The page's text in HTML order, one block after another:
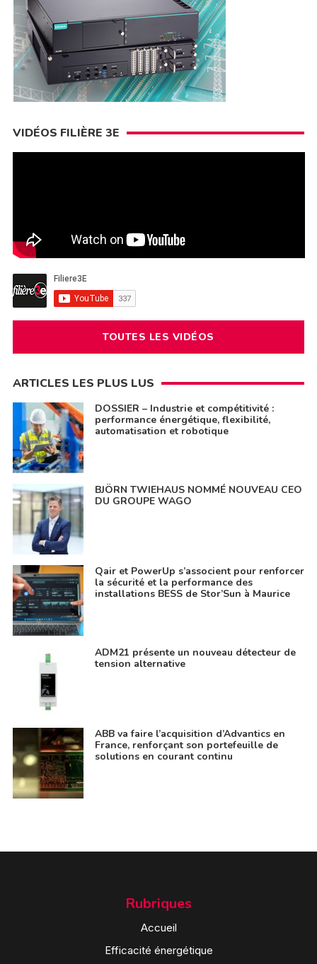
VIDÉOS FILIÈRE 3E
TOUTES LES VIDÉOS
ARTICLES LES PLUS LUS
DOSSIER – Industrie et compétitivité :
performance énergétique, flexibilité,
automatisation et robotique
BJÖRN TWIEHAUS NOMMÉ NOUVEAU CEO
DU GROUPE WAGO
Qair et PowerUp s’associent pour renforcer
la sécurité et la performance des
installations BESS de Stor’Sun à Maurice
ADM21 présente un nouveau détecteur de
tension alternative
ABB va faire l’acquisition d’Advantics en
France, renforçant son portefeuille de
solutions en courant continu
Rubriques
Accueil
Efficacité énergétique